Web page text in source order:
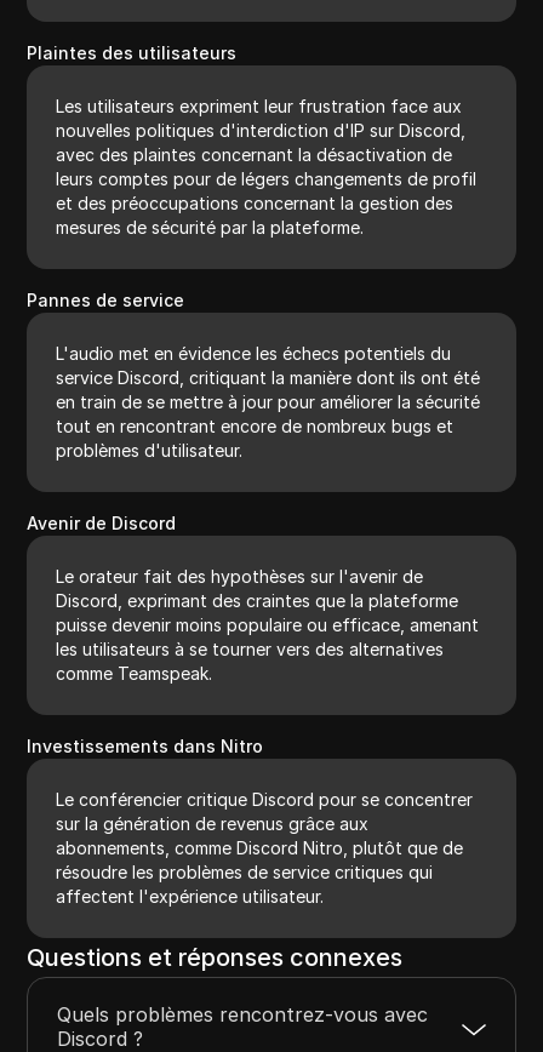
Plaintes des utilisateurs
Les utilisateurs expriment leur frustration face aux
nouvelles politiques d'interdiction d'IP sur Discord,
avec des plaintes concernant la désactivation de
leurs comptes pour de légers changements de profil
et des préoccupations concernant la gestion des
mesures de sécurité par la plateforme.
Pannes de service
L'audio met en évidence les échecs potentiels du
service Discord, critiquant la manière dont ils ont été
en train de se mettre à jour pour améliorer la sécurité
tout en rencontrant encore de nombreux bugs et
problèmes d'utilisateur.
Avenir de Discord
Le orateur fait des hypothèses sur l'avenir de
Discord, exprimant des craintes que la plateforme
puisse devenir moins populaire ou efficace, amenant
les utilisateurs à se tourner vers des alternatives
comme Teamspeak.
Investissements dans Nitro
Le conférencier critique Discord pour se concentrer
sur la génération de revenus grâce aux
abonnements, comme Discord Nitro, plutôt que de
résoudre les problèmes de service critiques qui
affectent l'expérience utilisateur.
Questions et réponses connexes
Quels problèmes rencontrez-vous avec
Discord ?